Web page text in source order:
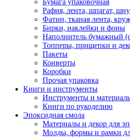
Рафия, лента, шпагат,
Фатин, тканая лента,
Бирки, наклейки и фоны
Наполнитель бумажный
Топперы, прищепки и
Пакеты
Конверты
Коробки
Прочая упаковка
Книги и инструменты
Инструменты и
Книги по рукоделию
Эпоксидная смола
Материалы и декор для
Молды, формы и рамки